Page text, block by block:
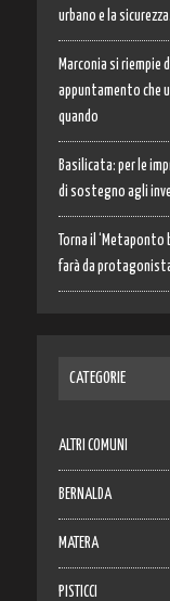
urbano e la
Marconia si riempie
appuntamento che
quando
Basilicata: per le
di sostegno agli
Torna il
farà da
CATEGORIE
ALTRI COMUNI
BERNALDA
MATERA
PISTICCI